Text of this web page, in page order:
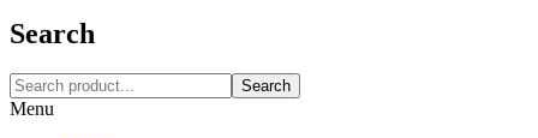
Search
Search
Menu